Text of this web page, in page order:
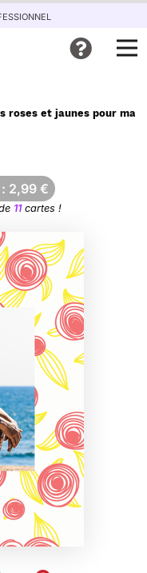
roses et jaunes pour
2,99 €
11cartes !